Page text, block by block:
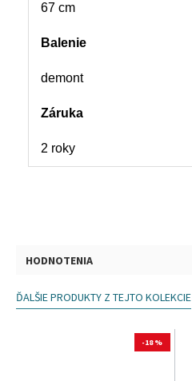
67 cm
Balenie
demont
Záruka
2 roky
HODNOTENIA
ĎALŠIE PRODUKTY Z TEJTO KOLEKCIE
-18 %